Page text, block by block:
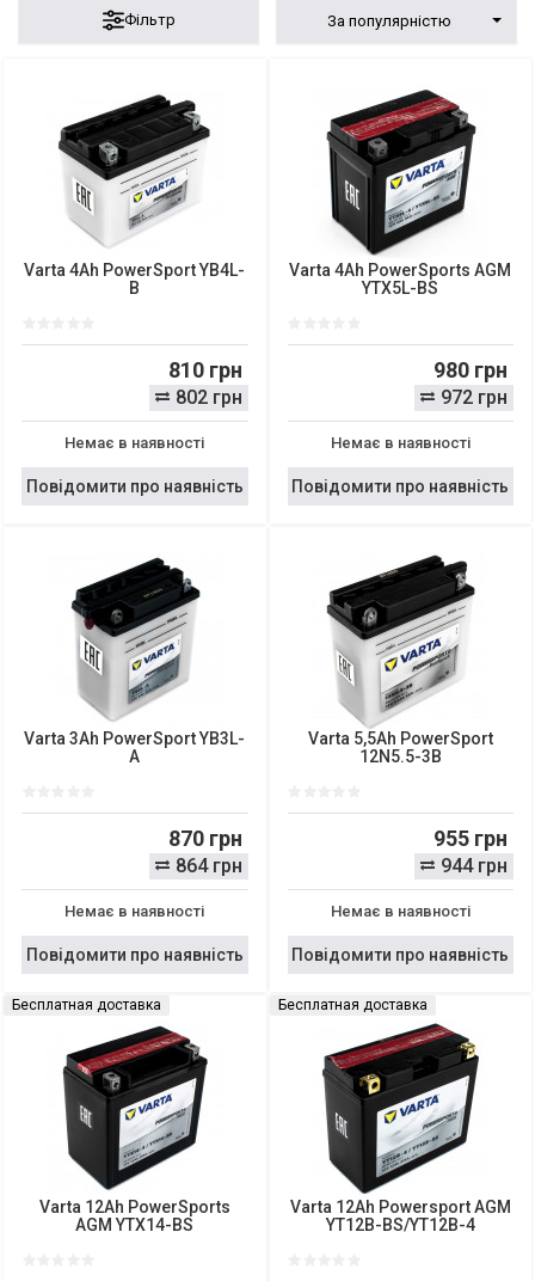
Фільтр За популярністю
Varta 4Ah PowerSport YB4L-
B
810 грн
802 грн
Немає в наявності
Повідомити про наявність
Varta 4Ah PowerSports AGM
YTX5L-BS
980 грн
972 грн
Немає в наявності
Повідомити про наявність
Varta 3Ah PowerSport YB3L-
A
870 грн
864 грн
Немає в наявності
Повідомити про наявність
Varta 5,5Ah PowerSport
12N5.5-3B
955 грн
944 грн
Немає в наявності
Повідомити про наявність
Бесплатная доставка
Varta 12Ah PowerSports
AGM YTX14-BS
Бесплатная доставка
Varta 12Ah Powersport AGM
YT12B-BS/YT12B-4